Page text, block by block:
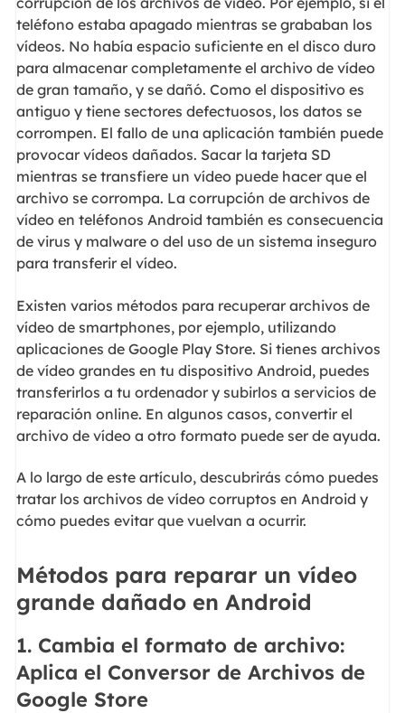
teléfono estaba apagado mientras se grababan los
vídeos. No había espacio suficiente en el disco duro
para almacenar completamente el archivo de vídeo
de gran tamaño, y se dañó. Como el dispositivo es
antiguo y tiene sectores defectuosos, los datos se
corrompen. El fallo de una aplicación también puede
provocar vídeos dañados. Sacar la tarjeta SD
mientras se transfiere un vídeo puede hacer que el
archivo se corrompa. La corrupción de archivos de
vídeo en teléfonos Android también es consecuencia
de virus y malware o del uso de un sistema inseguro
para transferir el vídeo.
Existen varios métodos para recuperar archivos de
vídeo de smartphones, por ejemplo, utilizando
aplicaciones de Google Play Store. Si tienes archivos
de vídeo grandes en tu dispositivo Android, puedes
transferirlos a tu ordenador y subirlos a servicios de
reparación online. En algunos casos, convertir el
archivo de vídeo a otro formato puede ser de ayuda.
A lo largo de este artículo, descubrirás cómo puedes
tratar los archivos de vídeo corruptos en Android y
cómo puedes evitar que vuelvan a ocurrir.
Métodos para reparar un vídeo
grande dañado en Android
1. Cambia el formato de archivo:
Aplica el Conversor de Archivos de
Google Store